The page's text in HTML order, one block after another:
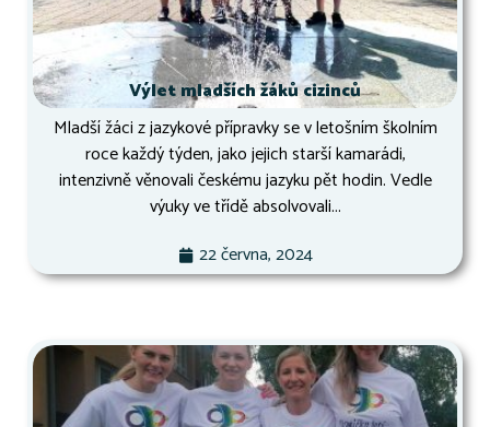
Výlet mladších žáků cizinců
Mladší žáci z jazykové přípravky se v letošním školním
roce každý týden, jako jejich starší kamarádi,
intenzivně věnovali českému jazyku pět hodin. Vedle
výuky ve třídě absolvovali...
22 června, 2024